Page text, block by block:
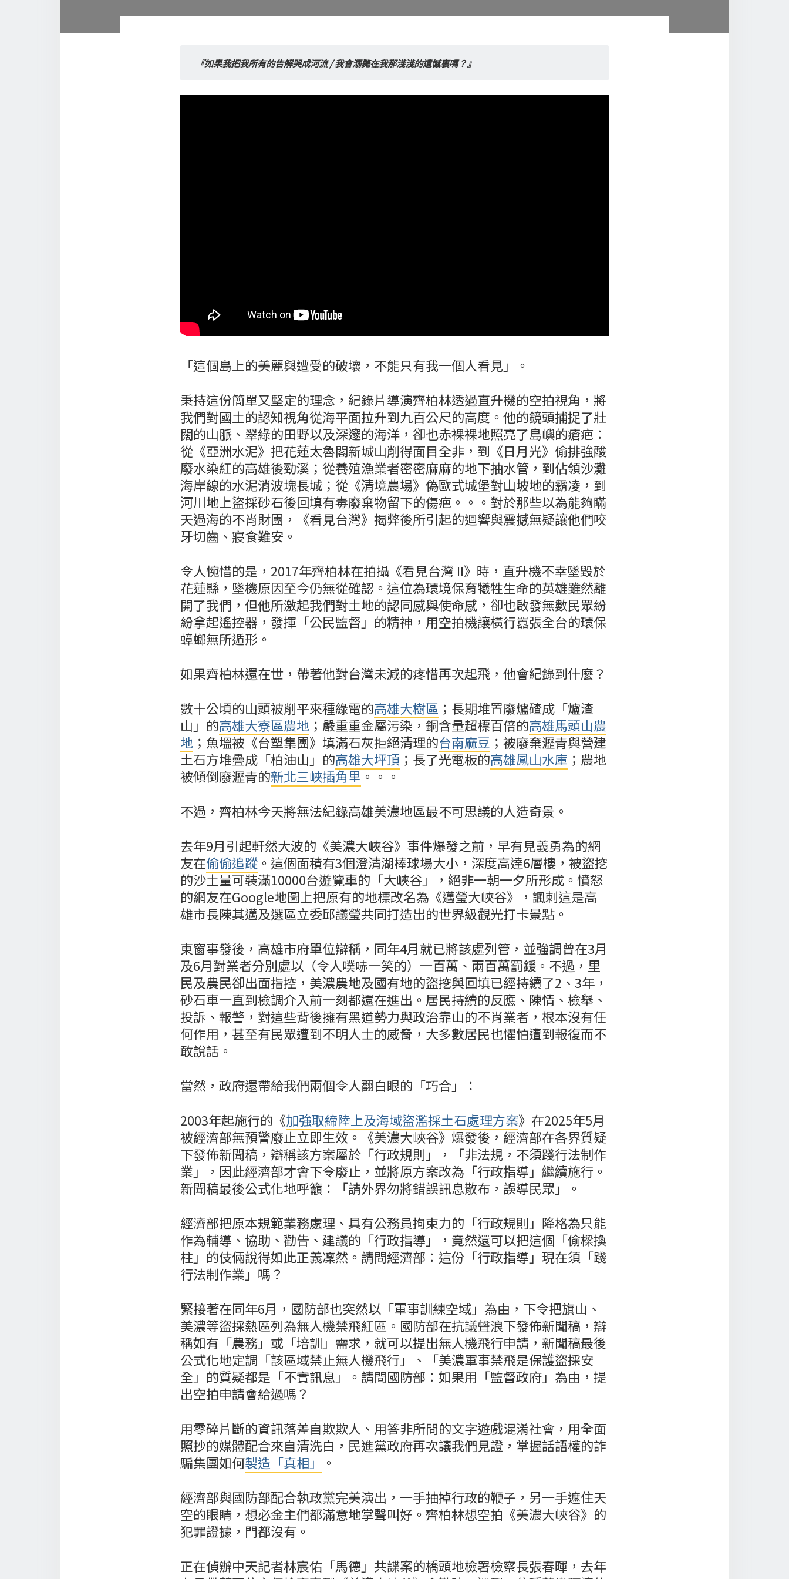
『如果我把我所有的告解哭成河流 / 我會溺斃在我那淺淺的遺憾裏嗎？』
「這個島上的美麗與遭受的破壞，不能只有我一個人看見」。
秉持這份簡單又堅定的理念，紀錄片導演齊柏林透過直升機的空拍視角，將
我們對國土的認知視角從海平面拉升到九百公尺的高度。他的鏡頭捕捉了壯
闊的山脈、翠綠的田野以及深邃的海洋，卻也赤裸裸地照亮了島嶼的瘡疤：
從《亞洲水泥》把花蓮太魯閣新城山削得面目全非，到《日月光》偷排強酸
廢水染紅的高雄後勁溪；從養殖漁業者密密麻麻的地下抽水管，到佔領沙灘
海岸線的水泥消波塊長城；從《清境農場》偽歐式城堡對山坡地的霸凌，到
河川地上盜採砂石後回填有毒廢棄物留下的傷疤。。。對於那些以為能夠瞞
天過海的不肖財團，《看見台灣》揭弊後所引起的迴響與震撼無疑讓他們咬
牙切齒、寢食難安。
令人惋惜的是，2017年齊柏林在拍攝《看見台灣 II》時，直升機不幸墜毀於
花蓮縣，墜機原因至今仍無從確認。這位為環境保育犧牲生命的英雄雖然離
開了我們，但他所激起我們對土地的認同感與使命感，卻也啟發無數民眾紛
紛拿起遙控器，發揮「公民監督」的精神，用空拍機讓橫行囂張全台的環保
蟑螂無所遁形。
如果齊柏林還在世，帶著他對台灣未減的疼惜再次起飛，他會紀錄到什麼？
數十公頃的山頭被削平來種綠電的高雄大樹區 ；長期堆置廢爐碴成「爐渣
山」的高雄大寮區農地 ；嚴重重金屬污染，銅含量超標百倍的高雄馬頭山農
地 ；魚塭被《台塑集團》填滿石灰拒絕清理的台南麻豆 ；被廢棄瀝青與營建
土石方堆疊成「柏油山」的高雄大坪頂 ；長了光電板的高雄鳳山水庫 ；農地
被傾倒廢瀝青的新北三峽插角里。。。
不過，齊柏林今天將無法紀錄高雄美濃地區最不可思議的人造奇景。
去年9月引起軒然大波的《美濃大峽谷》事件爆發之前，早有見義勇為的網
友在偷偷追蹤 。這個面積有3個澄清湖棒球場大小，深度高達6層樓，被盜挖
的沙土量可裝滿10000台遊覽車的「大峽谷」，絕非一朝一夕所形成。憤怒
的網友在Google地圖上把原有的地標改名為《邁瑩大峽谷》，諷刺這是高
雄市長陳其邁及選區立委邱議瑩共同打造出的世界級觀光打卡景點。
東窗事發後，高雄市府單位辯稱，同年4月就已將該處列管，並強調曾在3月
及6月對業者分別處以（令人噗哧一笑的）一百萬、兩百萬罰鍰。不過，里
民及農民卻出面指控，美濃農地及國有地的盜挖與回填已經持續了2、3年，
砂石車一直到檢調介入前一刻都還在進出。居民持續的反應、陳情、檢舉、
投訴、報警，對這些背後擁有黑道勢力與政治靠山的不肖業者，根本沒有任
何作用，甚至有民眾遭到不明人士的威脅，大多數居民也懼怕遭到報復而不
敢說話。
當然，政府還帶給我們兩個令人翻白眼的「巧合」：
2003年起施行的《加強取締陸上及海域盜濫採土石處理方案》在2025年5月
被經濟部無預警廢止立即生效。《美濃大峽谷》爆發後，經濟部在各界質疑
下發佈新聞稿，辯稱該方案屬於「行政規則」，「非法規，不須踐行法制作
業」，因此經濟部才會下令廢止，並將原方案改為「行政指導」繼續施行。
新聞稿最後公式化地呼籲：「請外界勿將錯誤訊息散布，誤導民眾」。
經濟部把原本規範業務處理、具有公務員拘束力的「行政規則」降格為只能
作為輔導、協助、勸告、建議的「行政指導」，竟然還可以把這個「偷樑換
柱」的伎倆說得如此正義凜然。請問經濟部：這份「行政指導」現在須「踐
行法制作業」嗎？
緊接著在同年6月，國防部也突然以「軍事訓練空域」為由，下令把旗山、
美濃等盜採熱區列為無人機禁飛紅區。國防部在抗議聲浪下發佈新聞稿，辯
稱如有「農務」或「培訓」需求，就可以提出無人機飛行申請，新聞稿最後
公式化地定調「該區域禁止無人機飛行」、「美濃軍事禁飛是保護盜採安
全」的質疑都是「不實訊息」。請問國防部：如果用「監督政府」為由，提
出空拍申請會給過嗎？
用零碎片斷的資訊落差自欺欺人、用答非所問的文字遊戲混淆社會，用全面
照抄的媒體配合來自清洗白，民進黨政府再次讓我們見證，掌握話語權的詐
騙集團如何製造「真相」
。
經濟部與國防部配合執政黨完美演出，一手抽掉行政的鞭子，另一手遮住天
空的眼睛，想必金主們都滿意地掌聲叫好。齊柏林想空拍《美濃大峽谷》的
犯罪證據，門都沒有。
正在偵辦中天記者林宸佑「馬德」共諜案的橋頭地檢署檢察長張春暉，去年